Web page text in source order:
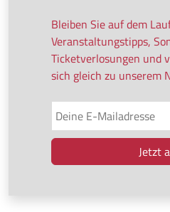
Bleiben Sie auf dem
Veranstaltungstipps,
Ticketverlosungen und
sich gleich zu unserem